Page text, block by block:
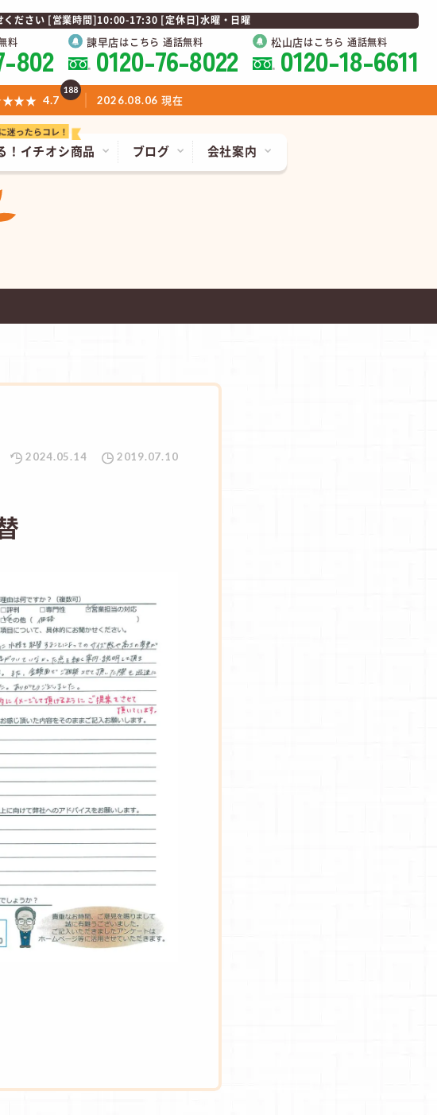
ください [営業時間]10:00-17:30 [定休日]水曜・日曜
料802 諫早店はこちら 通話無料
0120-76-8022 松山店はこちら 通話無料
0120-18-6611
！ イチオシ商品 ブログ 会社案内
4.7
188
2026.08.06 現在
2024.05.14 2019.07.10